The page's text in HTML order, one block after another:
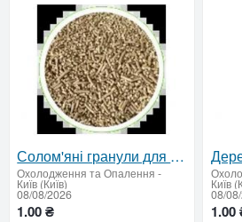
Солом'яні гранули для підприємств | від 22 т
Охолодження та Опалення -
Київ (Київ)
08/08/2026
1.00 ₴
Київ
08/
1.00